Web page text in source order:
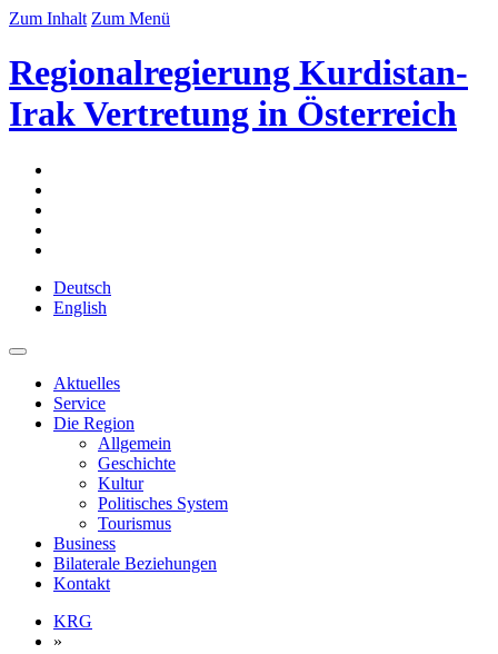
Zum Inhalt Zum Menü
Regionalregierung Kurdistan-
Irak Vertretung in Österreich
Deutsch
English
Aktuelles
Service
Die Region
Allgemein
Geschichte
Kultur
Politisches System
Tourismus
Business
Bilaterale Beziehungen
Kontakt
KRG
»